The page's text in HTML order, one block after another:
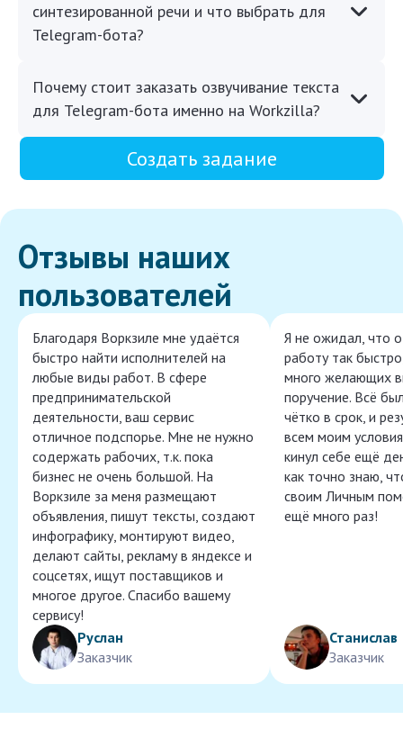
синтезированной речи и что выбрать для
Telegram-бота?
Почему стоит заказать озвучивание текста
для Telegram-бота именно на Workzilla?
Создать задание
Отзывы наших
пользователей
Благодаря Воркзиле мне удаётся
быстро найти исполнителей на
любые виды работ. В сфере
предпринимательской
деятельности, ваш сервис
отличное подспорье. Мне не нужно
содержать рабочих, т.к. пока
бизнес не очень большой. На
Воркзиле за меня размещают
объявления, пишут тексты, создают
инфографику, монтируют видео,
делают сайты, рекламу в яндексе и
соцсетях, ищут поставщиков и
многое другое. Спасибо вашему
сервису!
Руслан
Заказчик
Я не ожидал, что
работу так
много желающих
поручение. Всё
чётко в срок, и
всем моим
кинул себе ещё
как точно знаю,
своим Личным
ещё много раз!
Станислав
Заказчик